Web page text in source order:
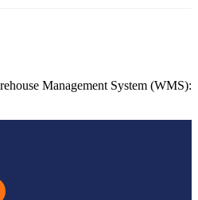
Management System (WMS):